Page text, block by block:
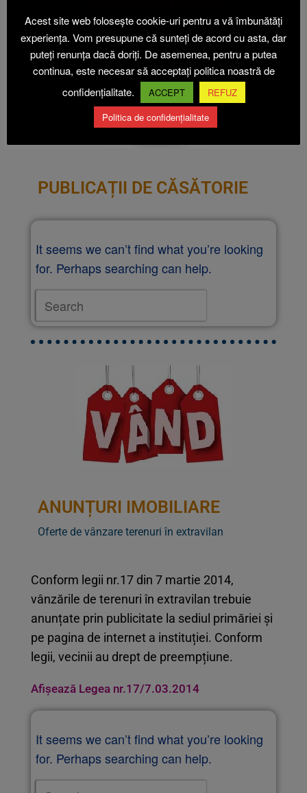
PUBLICAȚII DE CĂSĂTORIE
It seems we can’t find what you’re looking
for. Perhaps searching can help.
ANUNȚURI IMOBILIARE
Oferte de vânzare terenuri în extravilan
Conform legii nr.17 din 7 martie 2014,
vânzările de terenuri în extravilan trebuie
anunțate prin publicitate la sediul primăriei și
pe pagina de internet a instituției. Conform
legii, vecinii au drept de preempțiune.
Afișează Legea nr.17/7.03.2014
It seems we can’t find what you’re looking
for. Perhaps searching can help.
Acest site web folosește cookie-uri pentru a vă îmbunătăți
experiența. Vom presupune că sunteți de acord cu asta, dar
puteți renunța dacă doriți. De asemenea, pentru a putea
continua, este necesar să acceptați politica noastră de
confidențialitate.
ACCEPT
REFUZ
Politica de confidențialitate